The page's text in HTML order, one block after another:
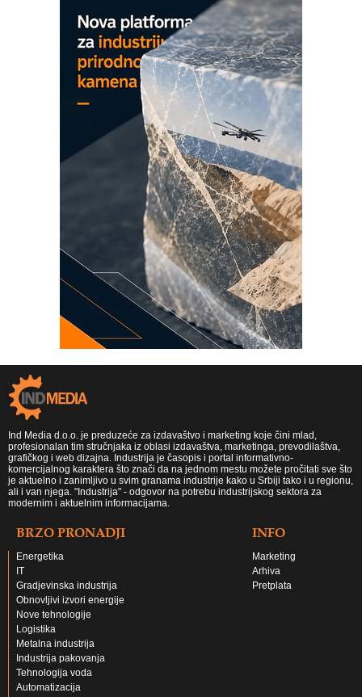
Ind Media d.o.o. je preduzeće za izdavaštvo i marketing koje čini mlad,
profesionalan tim stručnjaka iz oblasi izdavaštva, marketinga, prevodilaštva,
grafičkog i web dizajna. Industrija je časopis i portal informativno-
komercijalnog karaktera što znači da na jednom mestu možete pročitati sve što
je aktuelno i zanimljivo u svim granama industrije kako u Srbiji tako i u regionu,
ali i van njega. "Industrija" - odgovor na potrebu industrijskog sektora za
modernim i aktuelnim informacijama.
BRZO PRONADJI
Energetika
IT
Gradjevinska industrija
Obnovljivi izvori energije
Nove tehnologije
Logistika
Metalna industrija
Industrija pakovanja
Tehnologija voda
Automatizacija
INFO
Marketing
Arhiva
Pretplata